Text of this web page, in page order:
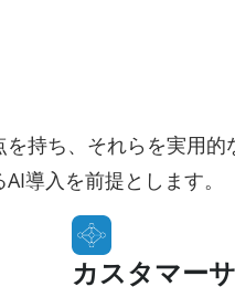
持ち、それらを実用的
導入を前提とします。
カスタマー